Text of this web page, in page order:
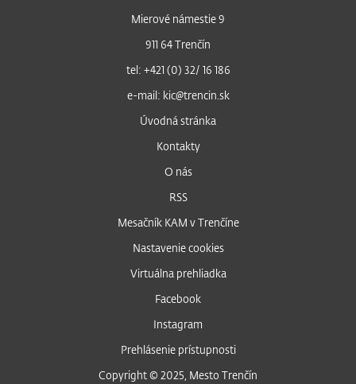
Mierové námestie 9
911 64 Trenčín
tel: +421 (0) 32/ 16 186
e-mail: kic@trencin.sk
Úvodná stránka
Kontakty
O nás
RSS
Mesačník KAM v Trenčíne
Nastavenie cookies
Virtuálna prehliadka
Facebook
Instagram
Prehlásenie prístupnosti
Copyright © 2025, Mesto Trenčín